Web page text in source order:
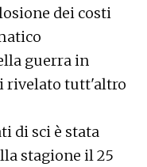
dei costi
guerra in
rivelato tutt'altro
di sci è stata
stagione il 25